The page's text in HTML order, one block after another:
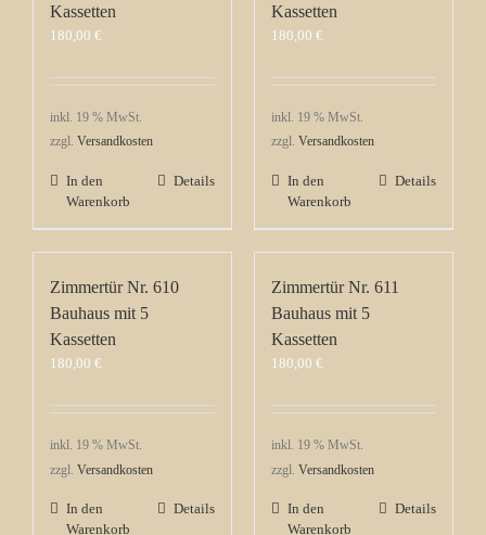
Kassetten
180,00 €
inkl. 19 % MwSt.
zzgl. Versandkosten
In den
Warenkorb
Details
Kassetten
180,00 €
inkl. 19 % MwSt.
zzgl. Versandkosten
In den
Warenkorb
Details
Zimmertür Nr. 610
Bauhaus mit 5
Kassetten
180,00 €
inkl. 19 % MwSt.
zzgl. Versandkosten
In den
Warenkorb
Details
Zimmertür Nr. 611
Bauhaus mit 5
Kassetten
180,00 €
inkl. 19 % MwSt.
zzgl. Versandkosten
In den
Warenkorb
Details